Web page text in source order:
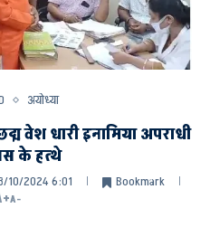
अयोध्या
वेश धारी इनामिया अपराधी
के हत्थे
10/2024 6:01
Bookmark
A-